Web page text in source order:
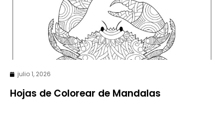
julio 1, 2026
Hojas de Colorear de Mandalas